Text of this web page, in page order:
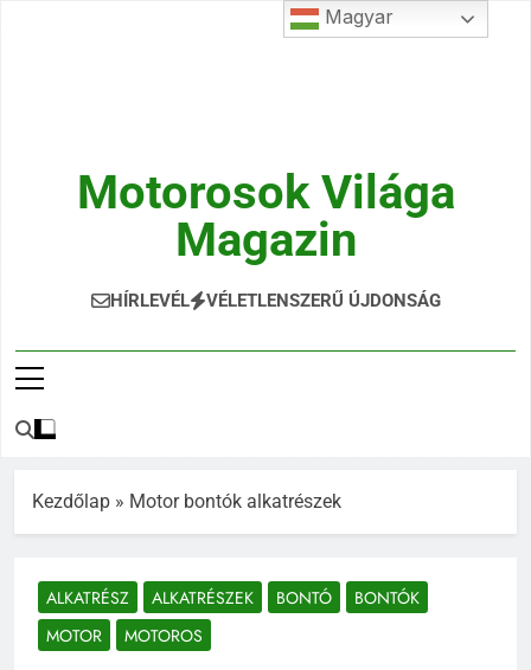
Motorosok Világa
Magazin
Hírek, Tesztek, Élmények Egy Helyen!
HÍRLEVÉL VÉLETLENSZERŰ ÚJDONSÁG
Kezdőlap » Motor bontók alkatrészek
ALKATRÉSZ ALKATRÉSZEK BONTÓ
BONTÓK
MOTOR
MOTOROS
Magyar